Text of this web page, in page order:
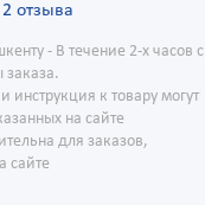
2 отзыва
- В течение 2-х часов с
заказа.
к товару могут
на сайте
для заказов,
сайте